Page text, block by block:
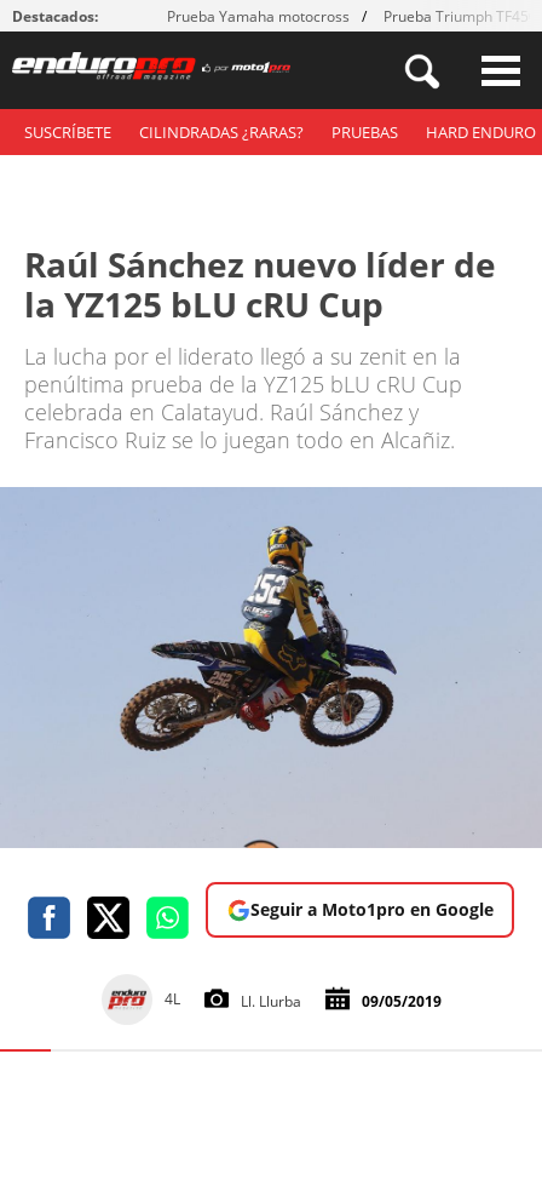
Destacados: Prueba Yamaha motocross Prueba Triumph
SUSCRÍBETE CILINDRADAS ¿RARAS? PRUEBAS HARD ENDURO
Raúl Sánchez nuevo líder de
la YZ125 bLU cRU Cup
La lucha por el liderato llegó a su zenit en la
penúltima prueba de la YZ125 bLU cRU Cup
celebrada en Calatayud. Raúl Sánchez y
Francisco Ruiz se lo juegan todo en Alcañiz.
Seguir a Moto1pro en Google
4L Ll. Llurba 09/05/2019